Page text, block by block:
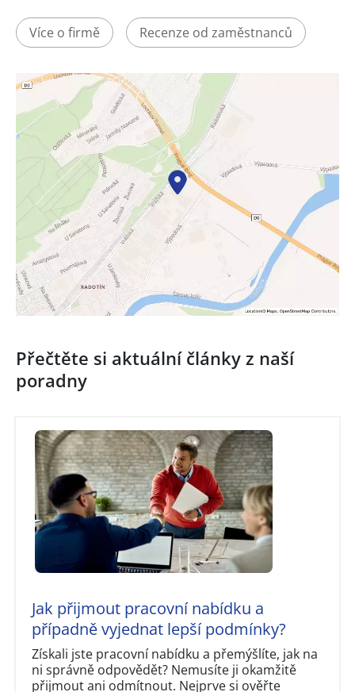
Více o firmě Recenze od zaměstnanců
Přečtěte si aktuální články z naší
poradny
Jak přijmout pracovní nabídku a
případně vyjednat lepší podmínky?
Získali jste pracovní nabídku a přemýšlíte, jak na
ni správně odpovědět? Nemusíte ji okamžitě
přijmout ani odmítnout. Nejprve si ověřte